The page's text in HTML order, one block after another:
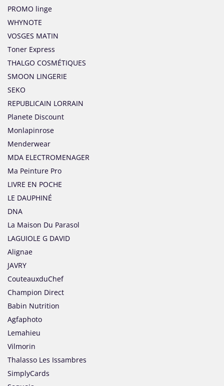
PROMO linge
WHYNOTE
VOSGES MATIN
Toner Express
THALGO COSMÉTIQUES
SMOON LINGERIE
SEKO
REPUBLICAIN LORRAIN
Planete Discount
Monlapinrose
Menderwear
MDA ELECTROMENAGER
Ma Peinture Pro
LIVRE EN POCHE
LE DAUPHINÉ
DNA
La Maison Du Parasol
LAGUIOLE G DAVID
Alignae
JAVRY
CouteauxduChef
Champion Direct
Babin Nutrition
Agfaphoto
Lemahieu
Vilmorin
Thalasso Les Issambres
SimplyCards